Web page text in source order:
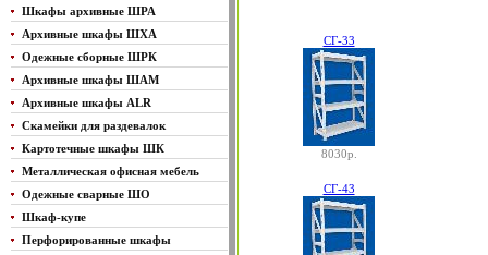
Шкафы архивные ШРА
Архивные шкафы ШХА
Одежные сборные ШРК
Архивные шкафы ШАМ
Архивные шкафы ALR
Скамейки для раздевалок
Картотечные шкафы ШК
Металлическая офисная мебель
Одежные сварные ШО
Шкаф-купе
Перфорированные шкафы
СГ-33
8030р.
СГ-43